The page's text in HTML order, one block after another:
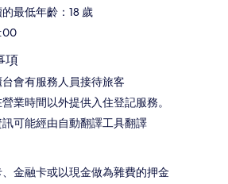
最低年齡：18 歲
項
會有服務人員接待旅客
業時間以外提供入住登記服務。
可能經由自動翻譯工具翻譯
金融卡或以現金做為雜費的押金